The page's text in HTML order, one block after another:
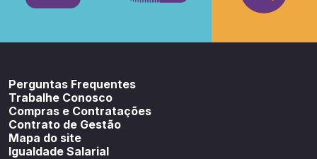
Perguntas Frequentes
Trabalhe Conosco
Compras e Contratações
Contrato de Gestão
Mapa do site
Igualdade Salarial